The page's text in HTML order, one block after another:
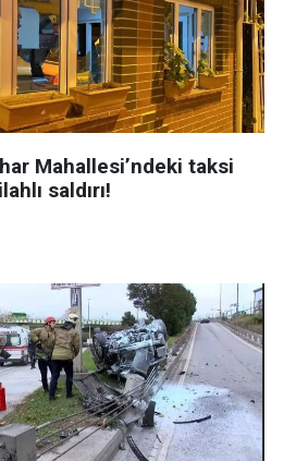
Mahallesi’ndeki taksi
saldırı!